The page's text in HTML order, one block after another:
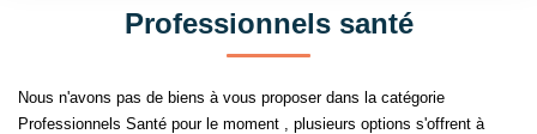
Nos Conseils
Estimation
Budget max Plus de critères
Professionnels santé
Nous n'avons pas de biens à vous proposer dans la catégorie
Professionnels Santé pour le moment , plusieurs options s'offrent à